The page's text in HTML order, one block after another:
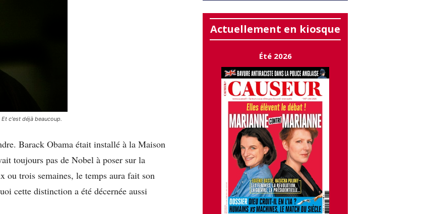
c'est déjà beaucoup.
Barack Obama était installé à la Maison
toujours pas de Nobel à poser sur la
ou trois semaines, le temps aura fait son
cette distinction a été décernée aussi
Actuellement en kiosque
Été 2026